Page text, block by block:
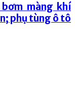
màng khí
phụ tùng ô tô